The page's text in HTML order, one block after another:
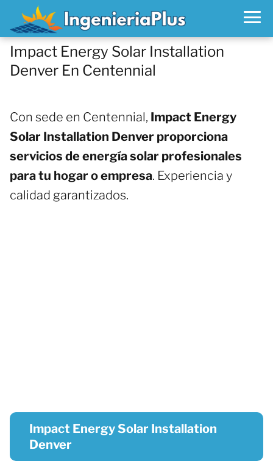
Impact Energy Solar Installation
Denver En Centennial
Con sede en Centennial, Impact Energy
Solar Installation Denver proporciona
servicios de energía solar profesionales
para tu hogar o empresa. Experiencia y
calidad garantizados.
Impact Energy Solar Installation
Denver